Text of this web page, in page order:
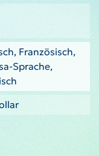
Französisch,
Sprache,